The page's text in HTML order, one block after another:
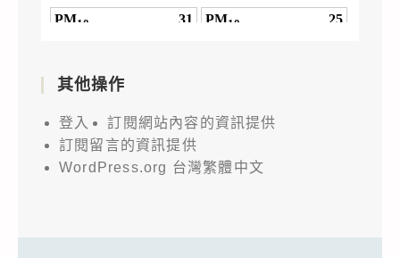
其他操作
登入
訂閱網站內容的資訊提供
訂閱留言的資訊提供
WordPress.org 台灣繁體中文